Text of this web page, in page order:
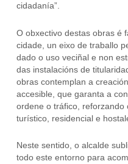
cidadanía”.
O obxectivo destas obras é
cidade, un eixo de traballo
dado o uso veciñal e non
das instalacións de
obras contemplan a
accesible, que garanta a
ordene o tráfico,
turístico, residencial e
Neste sentido, o alcalde
todo este entorno para